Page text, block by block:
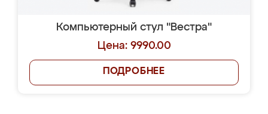
Компьютерный стул "Вестра"
Цена: 9990.00
ПОДРОБНЕЕ